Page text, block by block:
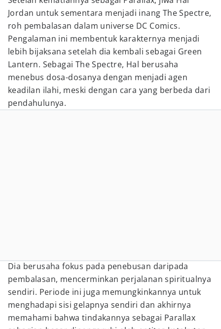
Jordan untuk sementara menjadi inang The Spectre,
roh pembalasan dalam universe DC Comics.
Pengalaman ini membentuk karakternya menjadi
lebih bijaksana setelah dia kembali sebagai Green
Lantern. Sebagai The Spectre, Hal berusaha
menebus dosa-dosanya dengan menjadi agen
keadilan ilahi, meski dengan cara yang berbeda dari
pendahulunya.
Dia berusaha fokus pada penebusan daripada
pembalasan, mencerminkan perjalanan spiritualnya
sendiri. Periode ini juga memungkinkannya untuk
menghadapi sisi gelapnya sendiri dan akhirnya
memahami bahwa tindakannya sebagai Parallax